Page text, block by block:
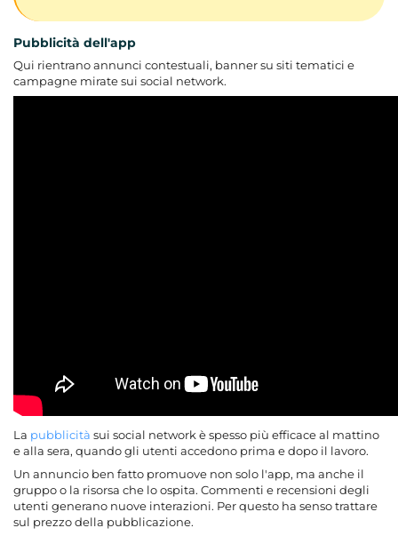
Pubblicità dell'app
Qui rientrano annunci contestuali, banner su siti tematici e
campagne mirate sui social network.
La pubblicità sui social network è spesso più efficace al mattino
e alla sera, quando gli utenti accedono prima e dopo il lavoro.
Un annuncio ben fatto promuove non solo l'app, ma anche il
gruppo o la risorsa che lo ospita. Commenti e recensioni degli
utenti generano nuove interazioni. Per questo ha senso trattare
sul prezzo della pubblicazione.